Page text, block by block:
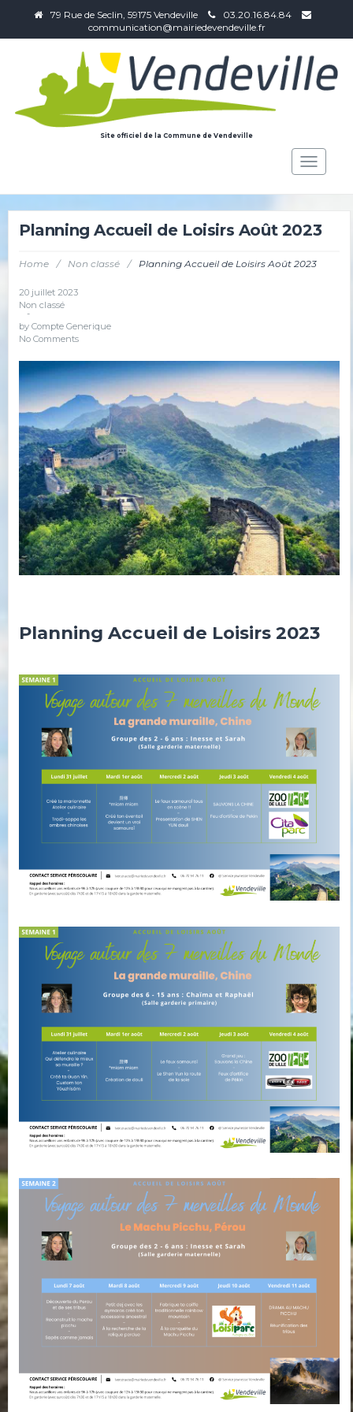
79 Rue de Seclin, 59175 Vendeville
03.20.16.84.84
communication@mairiedevendeville.fr
Site officiel de la Commune de Vendeville
Toggle
Planning Accueil de Loisirs Août 2023
Home / Non classé / Planning Accueil de Loisirs Août 2023
20 juillet 2023
Non classé
-
byCompte Generique
No Comments
Planning Accueil de Loisirs 2023